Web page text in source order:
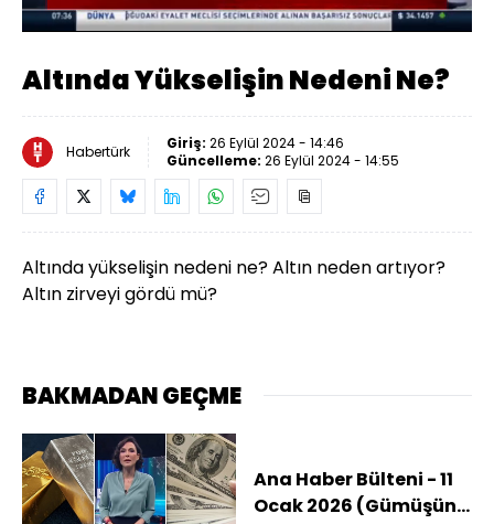
Sesi
Aç
Oynatma
Hızı
Altında Yükselişin Nedeni Ne?
Habertürk Giriş: 26 Eylül 2024 - 14:46
Güncelleme: 26 Eylül 2024 - 14:55
Altında yükselişin nedeni ne? Altın neden artıyor?
Altın zirveyi gördü mü?
BAKMADAN GEÇME
Ana Haber Bülteni - 11
Ocak 2026 (Gümüşün